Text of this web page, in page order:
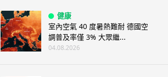
健康
室內空氣 40 度暑熱難耐 德國空
調普及率僅 3% 大眾繼...
04.08.2026